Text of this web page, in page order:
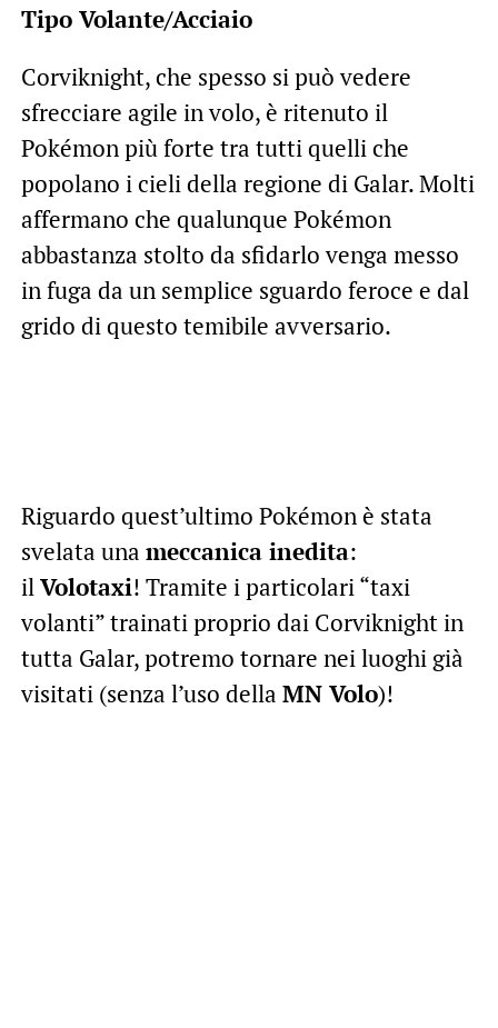
Tipo Volante/Acciaio
Corviknight, che spesso si può vedere
sfrecciare agile in volo, è ritenuto il
Pokémon più forte tra tutti quelli che
popolano i cieli della regione di Galar. Molti
affermano che qualunque Pokémon
abbastanza stolto da sfidarlo venga messo
in fuga da un semplice sguardo feroce e dal
grido di questo temibile avversario.
Riguardo quest’ultimo Pokémon è stata
svelata una meccanica inedita:
ilVolotaxi! Tramite i particolari “taxi
volanti” trainati proprio dai Corviknight in
tutta Galar, potremo tornare nei luoghi già
visitati (senza l’uso della MN Volo)!